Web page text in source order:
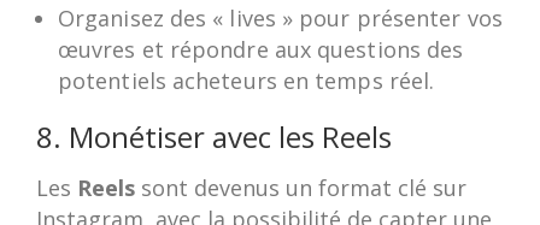
Organisez des « lives » pour présenter vos
œuvres et répondre aux questions des
potentiels acheteurs en temps réel.
8. Monétiser avec les Reels
Les Reels sont devenus un format clé sur
Instagram, avec la possibilité de capter une